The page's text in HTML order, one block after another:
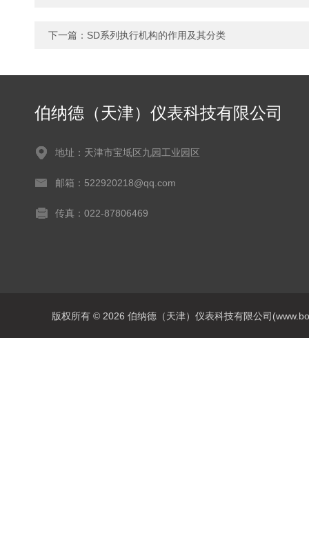
下一篇： SD系列执行机构的作用及其分类
伯纳德（天津）仪表科技有限公司
地址：天津市宝坻区九园工业园区
邮箱：522920218@qq.com
传真：022-87806469
版权所有 © 2026 伯纳德（天津）仪表科技有限公司